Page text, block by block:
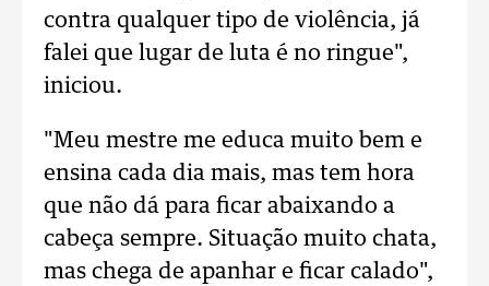
contra qualquer tipo de violência, já
falei que lugar de luta é no ringue",
iniciou.
"Meu mestre me educa muito bem e
ensina cada dia mais, mas tem hora
que não dá para ficar abaixando a
cabeça sempre. Situação muito chata,
mas chega de apanhar e ficar calado",